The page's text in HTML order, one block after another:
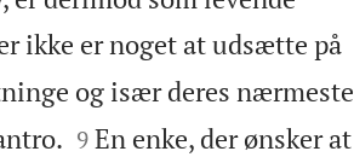
ikke er noget at udsætte på
og især deres nærmeste

9 En enke, der ønsker at